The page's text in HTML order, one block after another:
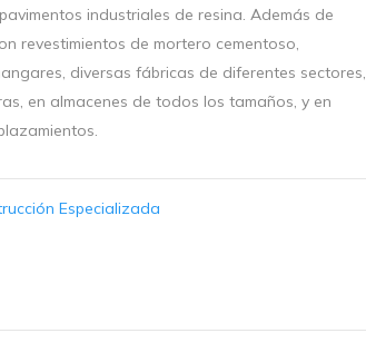
industriales de resina. Además de
revestimientos de mortero cementoso,
diversas fábricas de diferentes sectores,
en almacenes de todos los tamaños, y en
Especializada